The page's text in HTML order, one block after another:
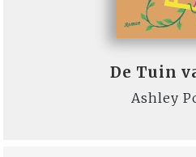
De Tuin
Ashley